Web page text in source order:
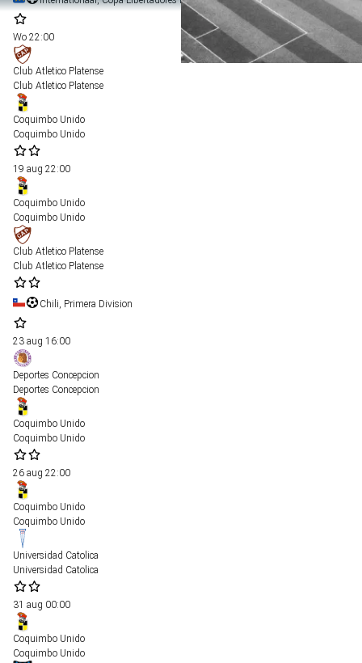
Wo 22:00
Club Atletico Platense
Club Atletico Platense
Coquimbo Unido
Coquimbo Unido
19 aug 22:00
Coquimbo Unido
Coquimbo Unido
Club Atletico Platense
Club Atletico Platense
Chili, Primera Division
23 aug 16:00
Deportes Concepcion
Deportes Concepcion
Coquimbo Unido
Coquimbo Unido
26 aug 22:00
Coquimbo Unido
Coquimbo Unido
Universidad Catolica
Universidad Catolica
31 aug 00:00
Coquimbo Unido
Coquimbo Unido